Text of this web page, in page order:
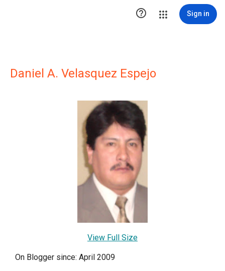
 Sign in
Daniel A. Velasquez Espejo
View Full Size
On Blogger since: April 2009